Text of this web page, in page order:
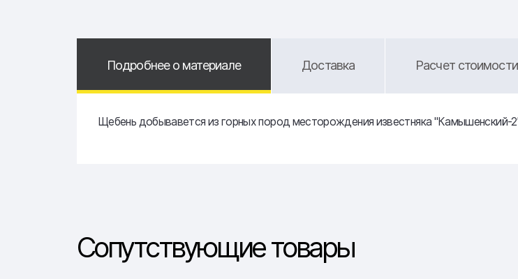
Подробнее о материале
Щебень добывавется из горных пород месторождения известняка "Камышенский-
Доставка Расчет
Сопутствующие товары